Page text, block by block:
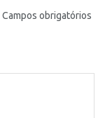
Campos obrigatórios